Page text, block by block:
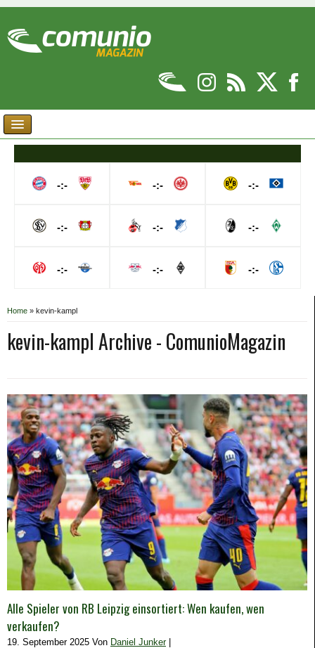
-:-
-:-
-:-
-:-
-:-
-:-
-:-
-:-
-:-
Home » kevin-kampl
kevin-kampl Archive - ComunioMagazin
Alle Spieler von RB Leipzig einsortiert: Wen kaufen, wen
verkaufen?
19. September 2025 Von Daniel Junker|